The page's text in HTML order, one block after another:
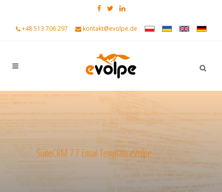
+48 513 706 297 kontakt@evolpe.de
SuiteCRM 7.7 Email Template eVolpe